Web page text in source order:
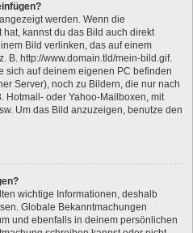
werden. Wenn die
kannst du das Bild auch direkt
Bild verlinken, das auf einem
B. http://www.domain.tld/mein-bild.gif.
sich auf deinem eigenen PC befinden
Server), noch zu Bildern, die nur nach
Hotmail- oder Yahoo-Mailboxen, mit
Um das Bild anzuzeigen, benutze den
wichtige Informationen, deshalb
Globale Bekanntmachungen
und ebenfalls in deinem persönlichen